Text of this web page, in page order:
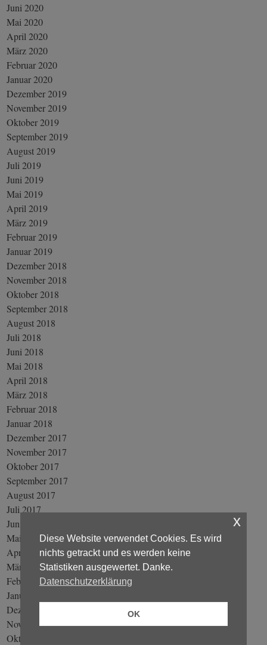
Juni 2020
Mai 2020
April 2020
März 2020
Februar 2020
Januar 2020
Dezember 2019
November 2019
Oktober 2019
September 2019
August 2019
Juli 2019
Juni 2019
Mai 2019
April 2019
März 2019
Februar 2019
Januar 2019
Dezember 2018
November 2018
Oktober 2018
September 2018
August 2018
Juli 2018
Juni 2018
Mai 2018
April 2018
März 2018
Februar 2018
Januar 2018
Dezember 2017
November 2017
Oktober 2017
September 2017
August 2017
Juli 2017
Juni 2017
Mai 2017
April 2017
März 2017
Februar 2017
Januar 2017
Dezember 2016
November 2016
Oktober 2016
Diese Website verwendet Cookies. Es wird
nichts getrackt und es werden keine
Statistiken ausgewertet. Danke.
Datenschutzerklärung
OK
x